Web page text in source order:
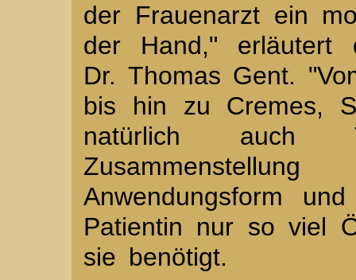
der Frauenarzt ein
der Hand," erläutert
Dr. Thomas Gent.
bis hin zu Cremes,
natürlich auch
Anwendungsform
Patientin nur so viel
sie benötigt.